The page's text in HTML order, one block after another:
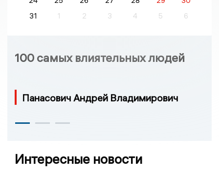
31
1 2 3 4 5 6
100 самых влиятельных людей
Панасович Андрей Владимирович
Интересные новости